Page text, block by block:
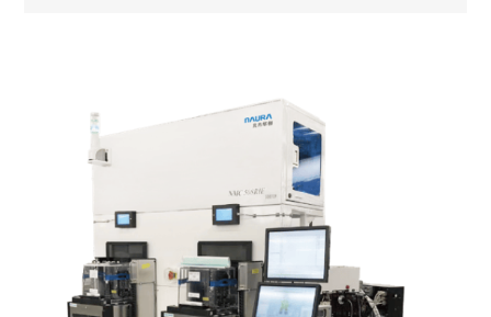
OCT数据采集卡
OCT（光学相干断层扫描）整机
OCT 光源单元
少子寿命测试仪
电阻率测试仪
透光率测试仪
椭偏仪（Ellipsometer）
半导体装备
物理气相沉积设备
化学气相沉积设备
氧碳分析仪
光电直读光谱仪
钙钛矿太阳能电池
光电类核心器件